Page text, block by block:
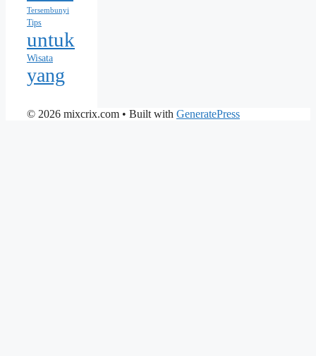
Tersembunyi
Tips
untuk
Wisata
yang
© 2026 mixcrix.com • Built with GeneratePress